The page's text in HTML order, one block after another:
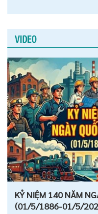
VIDEO
KỶ NIỆM 140 NĂM
(01/5/1886-01/5/